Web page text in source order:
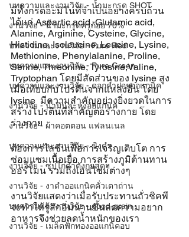
บทความและงานวิจัย - น้ำมะกรูด SHOT
งานวิจัย - น้ำมะกรูดครูก้อย 70%
บทความและงานวิจัย - Pure Red
บทความและงานวิจัย - Pure Green
บทความและงานวิจัย - ดอกคำฝอยออแกนิค
งานวิจัย - น้ำมันละหุ่งออแกนิค
งานวิจัย - ผ้าคอตตอน แฟลนเนล
บทความและงานวิจัย - ขิงดำ
งานวิจัย - ซุปไก่ดำตังกุยสดฯ
งานวิจัย - งาดำออแกนิคคั่วเตาถ่าน
บทความและงานวิจัย - good-grain
งานวิจัย - เมล็ดฟักทองออแกนิคอบ
มีทั้งกรดอะมิโนที่จำเป็นอย่างครบถ้วน
ได้แก่ Aspartic acid, Glutamic acid,
Alanine, Arginine, Cysteine, Glycine,
Histidine, Isoleucine, Leucine, Lysine,
Methionine, Phenylalanine, Proline,
Serine, Threonine, Tyrosine,Valine,
Tryptophan โดยมีสัดส่วนของ lysine สูง
เมื่อเทียบกับโปรตีนจากแหล่งอื่น โดย
lysine  มีความสำคัญอย่างยิ่งยวดในการ
สร้างโปรตีนที่สำคัญต่อร่างกาย โดย
ร่างกาย
ต้องการไลซีนเพื่อการเจริญเติบโต การ
ซ่อมแซมเนื้อเยื่อ การสร้างภูมิต้านทาน
ฮอร์โมน รวมถึงเอนไซม์ต่างๆ
งานวิจัยแสดงว่าเมื่อรับประทานถั่วชิคพี
จะทำให้รู้สึกอิ่มนานขึ้นลดความอยาก
อาหารจึงช่วยลดน้ำหนักของเรา